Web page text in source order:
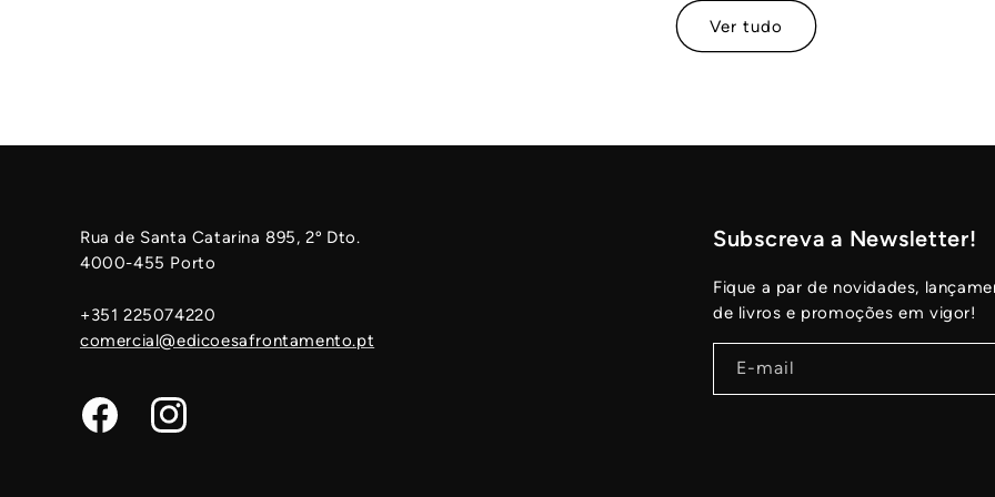
Ver tudo
Rua de Santa Catarina 895, 2º Dto.
4000-455 Porto
+351 225074220
comercial@edicoesafrontamento.pt
Facebook Instagram
Subscreva a Newsletter!
Fique a par de novidades,
de livros e promoções em vigor!
E-mail